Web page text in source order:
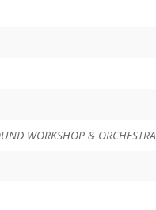
WORKSHOP & ORCHESTRA